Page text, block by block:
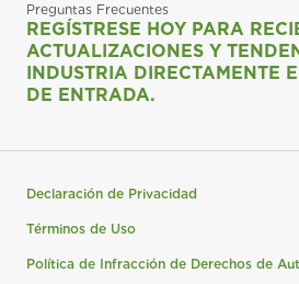
Preguntas Frecuentes
REGÍSTRESE HOY PARA
ACTUALIZACIONES Y
INDUSTRIA DIRECTAMENTE
DE ENTRADA.
Declaración de Privacidad
Términos de Uso
Política de Infracción de Derechos de